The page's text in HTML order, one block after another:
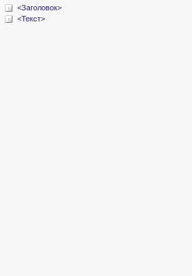
<Заголовок>
<Текст>